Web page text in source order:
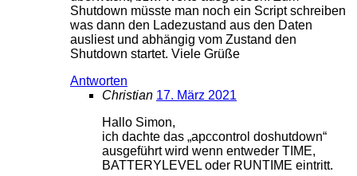
Shutdown müsste man noch ein Script schreiben
was dann den Ladezustand aus den Daten
ausliest und abhängig vom Zustand den
Shutdown startet. Viele Grüße
Antworten
Christian 17. März 2021
Hallo Simon,
ich dachte das „apccontrol doshutdown“
ausgeführt wird wenn entweder TIME,
BATTERYLEVEL oder RUNTIME eintritt.